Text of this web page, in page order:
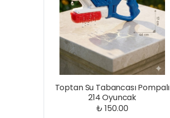
Toptan Su Tabancası Pompalı
214 Oyuncak
₺ 150.00